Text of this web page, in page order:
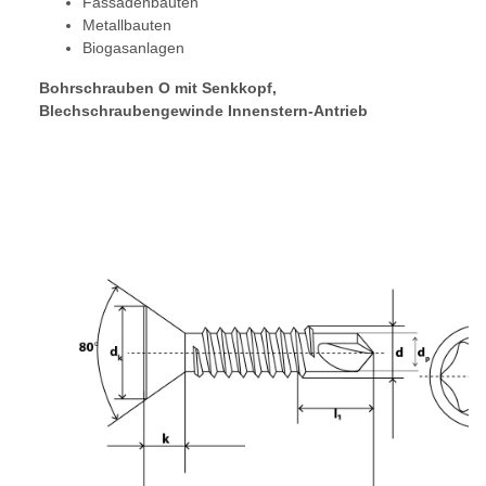
Metallbauten
Biogasanlagen
Bohrschrauben O mit Senkkopf,
Blechschraubengewinde Innenstern-Antrieb